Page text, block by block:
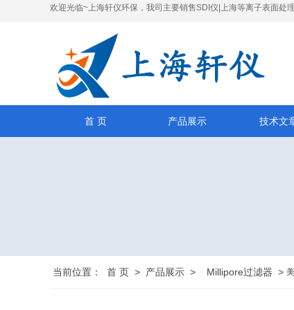
欢迎光临~上海轩仪环保，我司主要销售SDI仪|上海等离子表面处
首 页 产品展示 技术文
当前位置： 首 页 > 产品展示 > Millipore过滤器 >